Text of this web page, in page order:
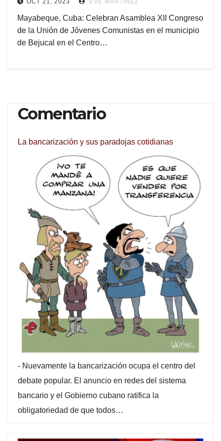
OCT 21, 2023 EVE MARTÍNEZ
Mayabeque, Cuba: Celebran Asamblea XII Congreso
de la Unión de Jóvenes Comunistas en el municipio
de Bejucal en el Centro…
Comentario
La bancarización y sus paradojas cotidianas
- Nuevamente la bancarización ocupa el centro del
debate popular. El anuncio en redes del sistema
bancario y el Gobierno cubano ratifica la
obligatoriedad de que todos…